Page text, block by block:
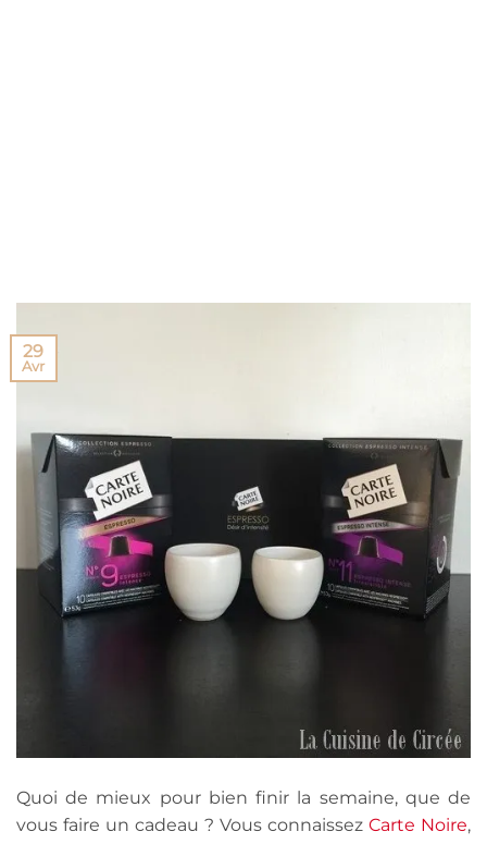
29
Avr
Quoi de mieux pour bien finir la semaine, que de
vous faire un cadeau ? Vous connaissez Carte Noire,